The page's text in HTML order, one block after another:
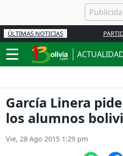
ÚLTIMAS NOTICIAS
García Linera
los alumnos
Vie, 28 Ago 2015 1:29 pm